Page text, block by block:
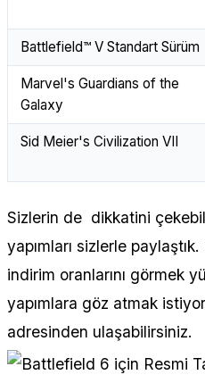
Battlefield™ V Standart Sürüm
Marvel's Guardians of the
Galaxy
Sid Meier's Civilization VII
Sizlerin de dikkatini
yapımları sizlerle
indirim oranlarını görmek
yapımlara göz atmak
adresinden ulaşabilirsiniz.